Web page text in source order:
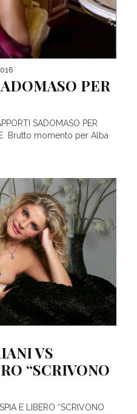
PER
SADOMASO PER
Brutto momento per Alba
VS
“SCRIVONO
E LIBERO “SCRIVONO